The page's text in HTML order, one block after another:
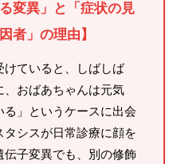
る変異」と「症状の見
者」の理由】
ていると、しばしば
、おばあちゃんは元気
」というケースに出会
シスが日常診療に顔を
子変異でも、別の修飾